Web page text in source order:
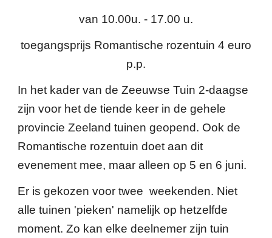
van 10.00u. - 17.00 u.
toegangsprijs Romantische rozentuin 4 euro
p.p.
In het kader van de Zeeuwse Tuin 2-daagse
zijn voor het detiende keer in de gehele
provincie Zeeland tuinen geopend. Ook de
Romantische rozentuin doet aan dit
evenement mee, maar al leen op 5 en 6 juni.
Er is gekozen voor twee weekenden. Niet
alle tuinen 'pieken' namelijk op hetzelfde
moment. Zo kan elke deelnemer zijn tuin